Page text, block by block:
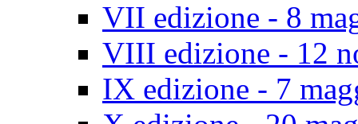
VII edizione - 8
VIII edizione - 12
IX edizione - 7